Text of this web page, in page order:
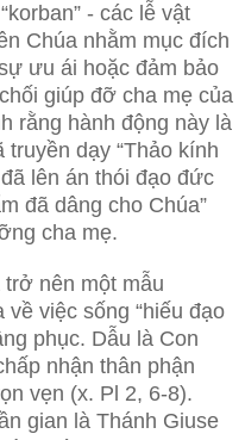
- các lễ vật
Chúa nhằm mục đích
ưu ái hoặc đảm bảo
giúp đỡ cha mẹ của
rằng hành động này là
dạy “Thảo kính
lên án thói đạo đức
đã dâng cho Chúa”
cha mẹ.
nên một mẫu
việc sống “hiếu đạo
phục. Dẫu là Con
nhận thân phận
vẹn (x. Pl 2, 6-8).
gian là Thánh Giuse